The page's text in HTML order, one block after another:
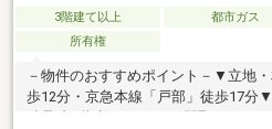
3階建て以上 都市ガス
所有権
－物件のおすすめポイント－▼立地
歩12分・京急本線「戸部」徒歩17分